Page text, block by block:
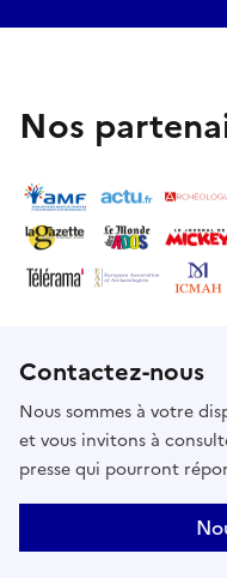
Nos
Contactez-nous
Nous sommes à votre
et vous invitons à
presse qui pourront